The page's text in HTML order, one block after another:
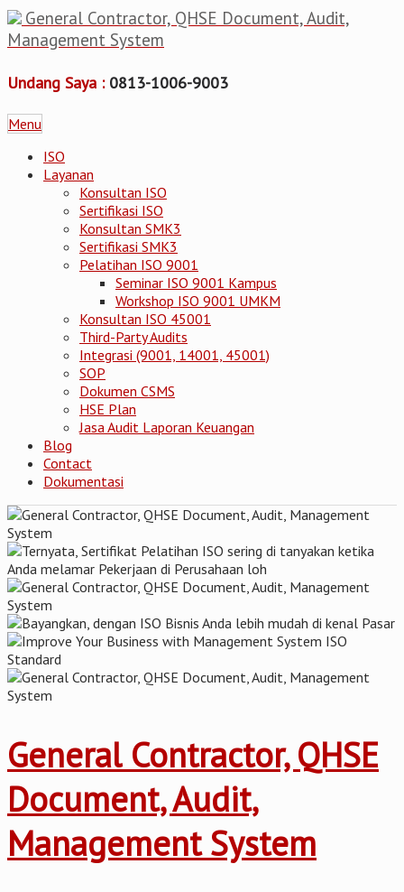
General Contractor, QHSE Document, Audit,
Management System
Undang Saya : 0813-1006-9003
Menu
ISO
Layanan
Konsultan ISO
Sertifikasi ISO
Konsultan SMK3
Sertifikasi SMK3
Pelatihan ISO 9001
Seminar ISO 9001 Kampus
Workshop ISO 9001 UMKM
Konsultan ISO 45001
Third-Party Audits
Integrasi (9001, 14001, 45001)
SOP
Dokumen CSMS
HSE Plan
Jasa Audit Laporan Keuangan
Blog
Contact
Dokumentasi
General Contractor, QHSE
Document, Audit,
Management System